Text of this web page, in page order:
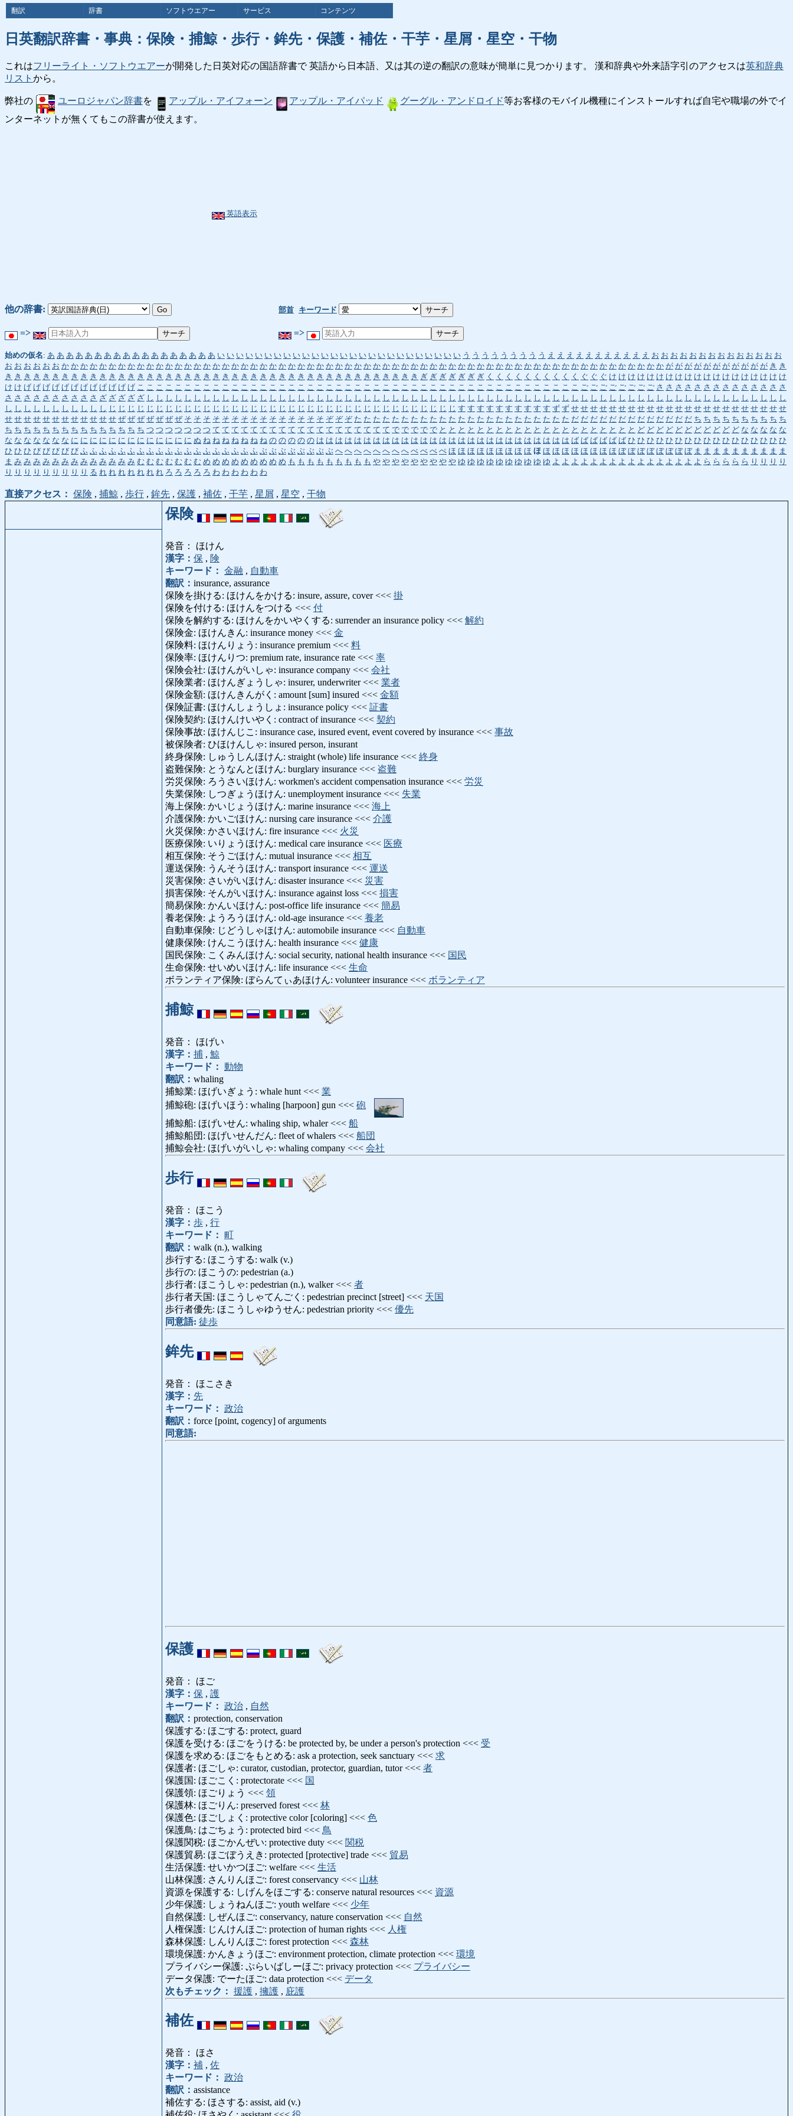
翻訳 辞書 ソフトウエアー サービス コンテンツ
日英翻訳辞書・事典：保険・捕鯨・歩行・鉾先・保護・補佐・干芋・星屑・星空・干物
これはフリーライト・ソフトウエアーが開発した日英対応の国語辞書で 英語から日本語、又は其の逆の翻訳の意味が簡単に見つかります。 漢和辞典や外来語字引のアクセスは英和辞典
リスト から。
弊社の ユーロジャパン辞書を アップル・アイフォーン アップル・アイパッド グーグル・アンドロイド等お客様のモバイル機種にインストールすれば自宅や職場の外でイ
ンターネットが無くてもこの辞書が使えます。
英語表示
他の辞書: 部首 キーワード
=> =>
始めの仮名: あ あ あ あ あ あ あ あ あ あ あ あ あ あ あ あ あ あ い い い い い い い い い い い い い い い い い い い い い い い い い い う う う う う う う う う え え え え え え え え え え え お お お お お お お お お お お お お お
お お お お お お か か か か か か か か か か か か か か か か か か か か か か か か か か か か か か か か か か か か か か か か か か か か か か か か か か か か か か か か か か か か か か か か が が が が が が が が が が が き き
き き き き き き き き き き き き き き き き き き き き き き き き き き き き き き き き き き き き き き き き き き き き ぎ ぎ ぎ ぎ ぎ ぎ ぎ く く く く く く く く く く ぐ ぐ ぐ け け け け け け け け け け け け け け け け け け け
け け げ げ げ げ げ げ げ げ げ げ げ げ こ こ こ こ こ こ こ こ こ こ こ こ こ こ こ こ こ こ こ こ こ こ こ こ こ こ こ こ こ こ こ こ こ こ こ こ こ こ こ こ こ こ こ こ こ こ こ ご ご ご ご ご ご ご ご さ さ さ さ さ さ さ さ さ さ さ さ さ さ
さ さ さ さ さ さ さ さ さ さ ざ ざ ざ ざ ざ し し し し し し し し し し し し し し し し し し し し し し し し し し し し し し し し し し し し し し し し し し し し し し し し し し し し し し し し し し し し し し し し し し し し
し し し し し し し し し し し じ じ じ じ じ じ じ じ じ じ じ じ じ じ じ じ じ じ じ じ じ じ じ じ じ じ じ じ じ じ じ じ じ じ じ じ じ す す す す す す す す す す ず ず せ せ せ せ せ せ せ せ せ せ せ せ せ せ せ せ せ せ せ せ せ せ せ
せ せ せ せ せ せ せ せ せ せ せ せ ぜ ぜ ぜ ぜ ぜ ぜ ぜ そ そ そ そ そ そ そ そ そ そ そ そ そ そ そ ぞ ぞ ぞ た た た た た た た た た た た た た た た た た た た た た た た だ だ だ だ だ だ だ だ だ だ だ だ だ ち ち ち ち ち ち ち ち ち ち
ち ち ち ち ち ち ち ち ち ち ち ち ち ち ち つ つ つ つ つ つ つ て て て て て て て て て て て て て て て て て て て で で で で で と と と と と と と と と と と と と と と と と と と と と ど ど ど ど ど ど ど ど ど ど ど な な な な な
な な な な な な な に に に に に に に に に に に に に ぬ ね ね ね ね ね ね ね の の の の の は は は は は は は は は は は は は は は は は は は は は は は は は は は ば ば ば ば ば ば ひ ひ ひ ひ ひ ひ ひ ひ ひ ひ ひ ひ ひ ひ ひ ひ ひ
ひ ひ ひ び び び び び ふ ふ ふ ふ ふ ふ ふ ふ ふ ふ ふ ふ ふ ふ ふ ふ ふ ふ ふ ぶ ぶ ぶ ぶ ぶ ぶ ぶ ぶ へ へ へ へ へ へ へ へ べ べ べ ぺ ほ ほ ほ ほ ほ ほ ほ ほ ほ ほ ほ ほ ほ ほ ほ ほ ほ ほ ぼ ぼ ぼ ぼ ぼ ぼ ぼ ぼ ま ま ま ま ま ま ま ま ま ま
ま み み み み み み み み み み み み み む む む む む む む め め め め め め め め め も も も も も も も も も や や や や や や や や や ゆ ゆ ゆ ゆ ゆ ゆ ゆ ゆ ゆ ゆ よ よ よ よ よ よ よ よ よ よ よ よ よ よ よ よ ら ら ら ら ら り り り り
り り り り り り り り り る れ れ れ れ れ れ れ ろ ろ ろ ろ ろ わ わ わ わ わ わ
直接アクセス： 保険 , 捕鯨 , 歩行 , 鉾先 , 保護 , 補佐 , 干芋 , 星屑 , 星空 , 干物
保険
発音： ほけん
漢字： 保 , 険
キーワード： 金融 , 自動車
翻訳： insurance, assurance
保険を掛ける: ほけんをかける: insure, assure, cover <<< 掛
保険を付ける: ほけんをつける <<< 付
保険を解約する: ほけんをかいやくする: surrender an insurance policy <<< 解約
保険金: ほけんきん: insurance money <<< 金
保険料: ほけんりょう: insurance premium <<< 料
保険率: ほけんりつ: premium rate, insurance rate <<< 率
保険会社: ほけんがいしゃ: insurance company <<< 会社
保険業者: ほけんぎょうしゃ: insurer, underwriter <<< 業者
保険金額: ほけんきんがく: amount [sum] insured <<< 金額
保険証書: ほけんしょうしょ: insurance policy <<< 証書
保険契約: ほけんけいやく: contract of insurance <<< 契約
保険事故: ほけんじこ: insurance case, insured event, event covered by insurance <<< 事故
被保険者: ひほけんしゃ: insured person, insurant
終身保険: しゅうしんほけん: straight (whole) life insurance <<< 終身
盗難保険: とうなんとほけん: burglary insurance <<< 盗難
労災保険: ろうさいほけん: workmen's accident compensation insurance <<< 労災
失業保険: しつぎょうほけん: unemployment insurance <<< 失業
海上保険: かいじょうほけん: marine insurance <<< 海上
介護保険: かいごほけん: nursing care insurance <<< 介護
火災保険: かさいほけん: fire insurance <<< 火災
医療保険: いりょうほけん: medical care insurance <<< 医療
相互保険: そうごほけん: mutual insurance <<< 相互
運送保険: うんそうほけん: transport insurance <<< 運送
災害保険: さいがいほけん: disaster insurance <<< 災害
損害保険: そんがいほけん: insurance against loss <<< 損害
簡易保険: かんいほけん: post-office life insurance <<< 簡易
養老保険: ようろうほけん: old-age insurance <<< 養老
自動車保険: じどうしゃほけん: automobile insurance <<< 自動車
健康保険: けんこうほけん: health insurance <<< 健康
国民保険: こくみんほけん: social security, national health insurance <<< 国民
生命保険: せいめいほけん: life insurance <<< 生命
ボランティア保険: ぼらんてぃあほけん: volunteer insurance <<< ボランティア
捕鯨
発音： ほげい
漢字： 捕 , 鯨
キーワード： 動物
翻訳： whaling
捕鯨業: ほげいぎょう: whale hunt <<< 業
捕鯨砲: ほげいほう: whaling [harpoon] gun <<< 砲
捕鯨船: ほげいせん: whaling ship, whaler <<< 船
捕鯨船団: ほげいせんだん: fleet of whalers <<< 船団
捕鯨会社: ほげいがいしゃ: whaling company <<< 会社
歩行
発音： ほこう
漢字： 歩 , 行
キーワード： 町
翻訳： walk (n.), walking
歩行する: ほこうする: walk (v.)
歩行の: ほこうの: pedestrian (a.)
歩行者: ほこうしゃ: pedestrian (n.), walker <<< 者
歩行者天国: ほこうしゃてんごく: pedestrian precinct [street] <<< 天国
歩行者優先: ほこうしゃゆうせん: pedestrian priority <<< 優先
同意語: 徒歩
鉾先
発音： ほこさき
漢字： 先
キーワード： 政治
翻訳： force [point, cogency] of arguments
同意語:
保護
発音： ほご
漢字： 保 , 護
キーワード： 政治 , 自然
翻訳： protection, conservation
保護する: ほごする: protect, guard
保護を受ける: ほごをうける: be protected by, be under a person's protection <<< 受
保護を求める: ほごをもとめる: ask a protection, seek sanctuary <<< 求
保護者: ほごしゃ: curator, custodian, protector, guardian, tutor <<< 者
保護国: ほごこく: protectorate <<< 国
保護領: ほごりょう <<< 領
保護林: ほごりん: preserved forest <<< 林
保護色: ほごしょく: protective color [coloring] <<< 色
保護鳥: はごちょう: protected bird <<< 鳥
保護関税: ほごかんぜい: protective duty <<< 関税
保護貿易: ほごぼうえき: protected [protective] trade <<< 貿易
生活保護: せいかつほご: welfare <<< 生活
山林保護: さんりんほご: forest conservancy <<< 山林
資源を保護する: しげんをほごする: conserve natural resources <<< 資源
少年保護: しょうねんほご: youth welfare <<< 少年
自然保護: しぜんほご: conservancy, nature conservation <<< 自然
人権保護: じんけんほご: protection of human rights <<< 人権
森林保護: しんりんほご: forest protection <<< 森林
環境保護: かんきょうほご: environment protection, climate protection <<< 環境
プライバシー保護: ぷらいばしーほご: privacy protection <<< プライバシー
データ保護: でーたほご: data protection <<< データ
次もチェック： 援護 , 擁護 , 庇護
補佐
発音： ほさ
漢字： 補 , 佐
キーワード： 政治
翻訳： assistance
補佐する: ほさする: assist, aid (v.)